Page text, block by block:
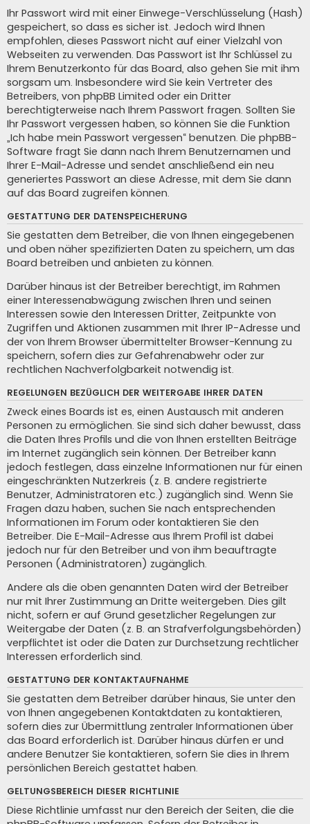
Ihr Passwort wird mit einer Einwege-Verschlüsselung (Hash)
gespeichert, so dass es sicher ist. Jedoch wird Ihnen
empfohlen, dieses Passwort nicht auf einer Vielzahl von
Webseiten zu verwenden. Das Passwort ist Ihr Schlüssel zu
Ihrem Benutzerkonto für das Board, also gehen Sie mit ihm
sorgsam um. Insbesondere wird Sie kein Vertreter des
Betreibers, von phpBB Limited oder ein Dritter
berechtigterweise nach Ihrem Passwort fragen. Sollten Sie
Ihr Passwort vergessen haben, so können Sie die Funktion
„Ich habe mein Passwort vergessen“ benutzen. Die phpBB-
Software fragt Sie dann nach Ihrem Benutzernamen und
Ihrer E-Mail-Adresse und sendet anschließend ein neu
generiertes Passwort an diese Adresse, mit dem Sie dann
auf das Board zugreifen können.
GESTATTUNG DER DATENSPEICHERUNG
Sie gestatten dem Betreiber, die von Ihnen eingegebenen
und oben näher spezifizierten Daten zu speichern, um das
Board betreiben und anbieten zu können.
Darüber hinaus ist der Betreiber berechtigt, im Rahmen
einer Interessenabwägung zwischen Ihren und seinen
Interessen sowie den Interessen Dritter, Zeitpunkte von
Zugriffen und Aktionen zusammen mit Ihrer IP-Adresse und
der von Ihrem Browser übermittelter Browser-Kennung zu
speichern, sofern dies zur Gefahrenabwehr oder zur
rechtlichen Nachverfolgbarkeit notwendig ist.
REGELUNGEN BEZÜGLICH DER WEITERGABE IHRER DATEN
Zweck eines Boards ist es, einen Austausch mit anderen
Personen zu ermöglichen. Sie sind sich daher bewusst, dass
die Daten Ihres Profils und die von Ihnen erstellten Beiträge
im Internet zugänglich sein können. Der Betreiber kann
jedoch festlegen, dass einzelne Informationen nur für einen
eingeschränkten Nutzerkreis (z. B. andere registrierte
Benutzer, Administratoren etc.) zugänglich sind. Wenn Sie
Fragen dazu haben, suchen Sie nach entsprechenden
Informationen im Forum oder kontaktieren Sie den
Betreiber. Die E-Mail-Adresse aus Ihrem Profil ist dabei
jedoch nur für den Betreiber und von ihm beauftragte
Personen (Administratoren) zugänglich.
Andere als die oben genannten Daten wird der Betreiber
nur mit Ihrer Zustimmung an Dritte weitergeben. Dies gilt
nicht, sofern er auf Grund gesetzlicher Regelungen zur
Weitergabe der Daten (z. B. an Strafverfolgungsbehörden)
verpflichtet ist oder die Daten zur Durchsetzung rechtlicher
Interessen erforderlich sind.
GESTATTUNG DER KONTAKTAUFNAHME
Sie gestatten dem Betreiber darüber hinaus, Sie unter den
von Ihnen angegebenen Kontaktdaten zu kontaktieren,
sofern dies zur Übermittlung zentraler Informationen über
das Board erforderlich ist. Darüber hinaus dürfen er und
andere Benutzer Sie kontaktieren, sofern Sie dies in Ihrem
persönlichen Bereich gestattet haben.
GELTUNGSBEREICH DIESER RICHTLINIE
Diese Richtlinie umfasst nur den Bereich der Seiten, die die